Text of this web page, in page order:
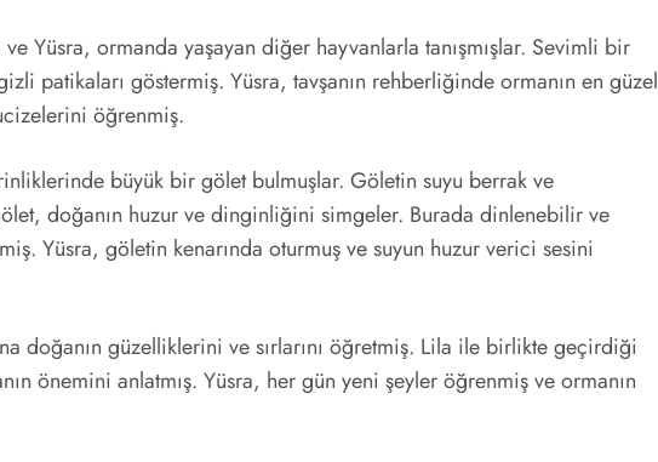
Yüsra, ormanda yaşayan diğer hayvanlarla tanışmışlar. Sevimli bir
patikaları göstermiş. Yüsra, tavşanın rehberliğinde ormanın en güzel
öğrenmiş.
büyük bir gölet bulmuşlar. Göletin suyu berrak ve
doğanın huzur ve dinginliğini simgeler. Burada dinlenebilir ve
Yüsra, göletin kenarında oturmuş ve suyun huzur verici sesini
doğanın güzelliklerini ve sırlarını öğretmiş. Lila ile birlikte geçirdiği
önemini anlatmış. Yüsra, her gün yeni şeyler öğrenmiş ve ormanın